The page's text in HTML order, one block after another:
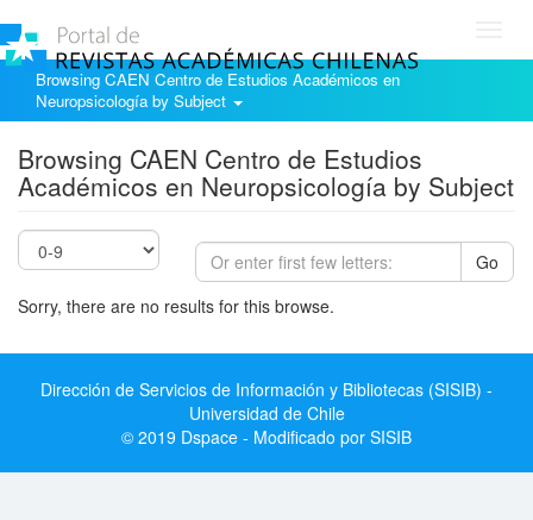
Browsing CAEN Centro de Estudios Académicos en
Neuropsicología by Subject
Browsing CAEN Centro de Estudios
Académicos en Neuropsicología by Subject
Go
Sorry, there are no results for this browse.
Dirección de Servicios de Información y Bibliotecas (SISIB) -
Universidad de Chile
© 2019 Dspace - Modificado por SISIB